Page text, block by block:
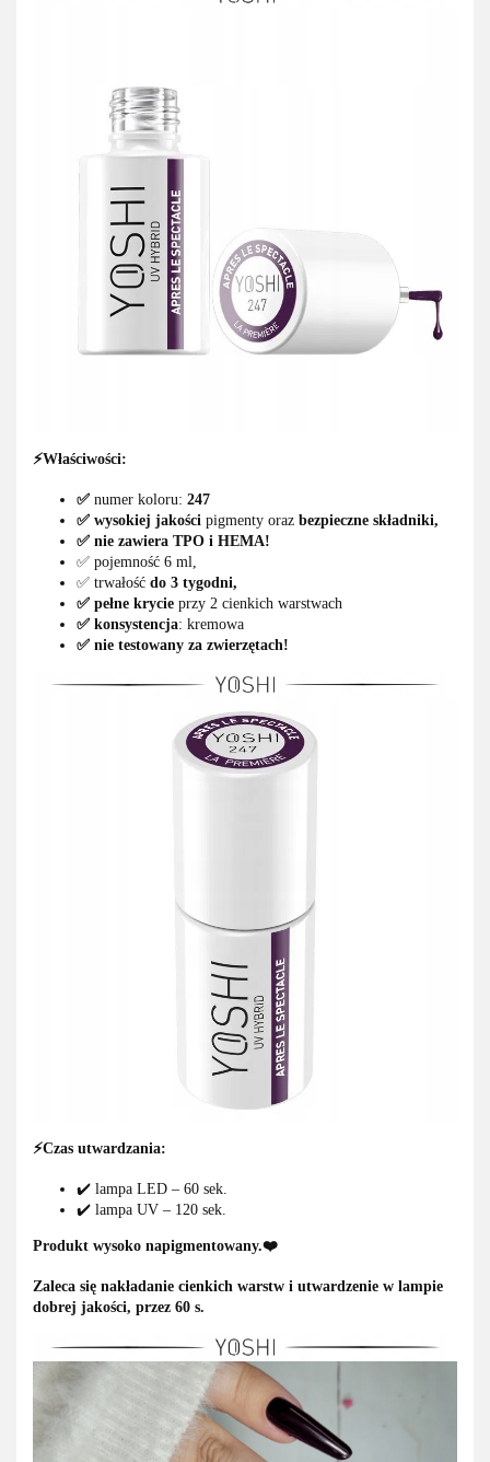
⚡Właściwości:
✅ numer koloru: 247
✅ wysokiej jakości pigmenty oraz bezpieczne składniki,
✅ nie zawiera TPO i HEMA!
✅ pojemność 6 ml,
✅ trwałość do 3 tygodni,
✅ pełne krycie przy 2 cienkich warstwach
✅ konsystencja: kremowa
✅ nie testowany za zwierzętach!
⚡Czas utwardzania:
✔️ lampa LED – 60 sek.
✔️ lampa UV – 120 sek.
Produkt wysoko napigmentowany.❤️
Zaleca się nakładanie cienkich warstw i utwardzenie w lampie
dobrej jakości, przez 60 s.